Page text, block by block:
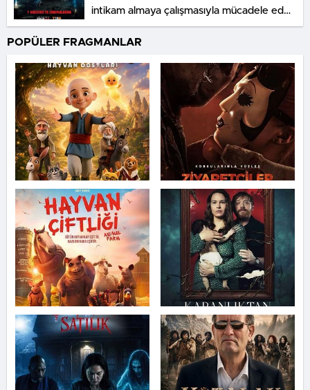
intikam almaya çalışmasıyla mücadele eden
bir şeytan kovucunun hikayesini konu
ediyor.
POPÜLER FRAGMANLAR